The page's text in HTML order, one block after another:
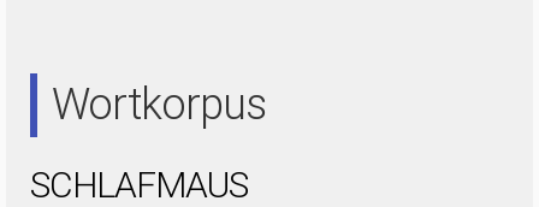
Wortkorpus
SCHLAFMAUS